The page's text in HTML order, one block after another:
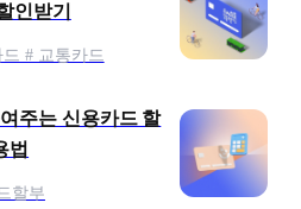
인받기
# 교통카드
주는 신용카드 할
법
할부